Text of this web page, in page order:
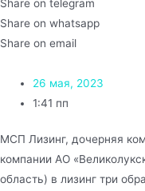
Share on telegram
Share on whatsapp
Share on email
26 мая, 2023
1:41 пп
МСП Лизинг, дочерняя
компании АО
область) в лизинг три